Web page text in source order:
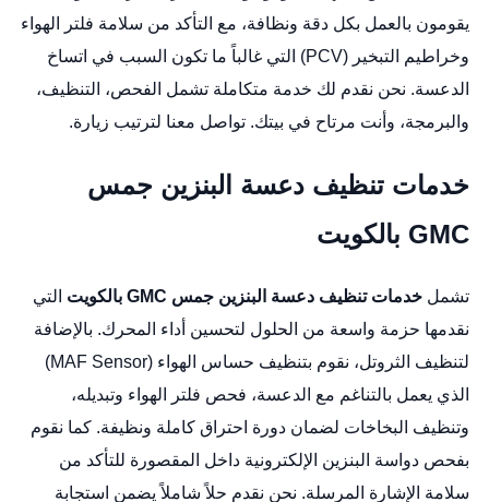
يقومون بالعمل بكل دقة ونظافة، مع التأكد من سلامة فلتر الهواء
وخراطيم التبخير (PCV) التي غالباً ما تكون السبب في اتساخ
الدعسة. نحن نقدم لك خدمة متكاملة تشمل الفحص، التنظيف،
والبرمجة، وأنت مرتاح في بيتك. تواصل معنا لترتيب زيارة.
خدمات تنظيف دعسة البنزين جمس
GMC بالكويت
تشمل خدمات تنظيف دعسة البنزين جمس GMC بالكويت
التي
نقدمها حزمة واسعة من الحلول لتحسين أداء المحرك. بالإضافة
لتنظيف الثروتل، نقوم بتنظيف حساس الهواء (MAF Sensor)
الذي يعمل بالتناغم مع الدعسة، فحص فلتر الهواء وتبديله،
وتنظيف البخاخات لضمان دورة احتراق كاملة ونظيفة. كما نقوم
بفحص دواسة البنزين الإلكترونية داخل المقصورة للتأكد من
سلامة الإشارة المرسلة. نحن نقدم حلاً شاملاً يضمن استجابة